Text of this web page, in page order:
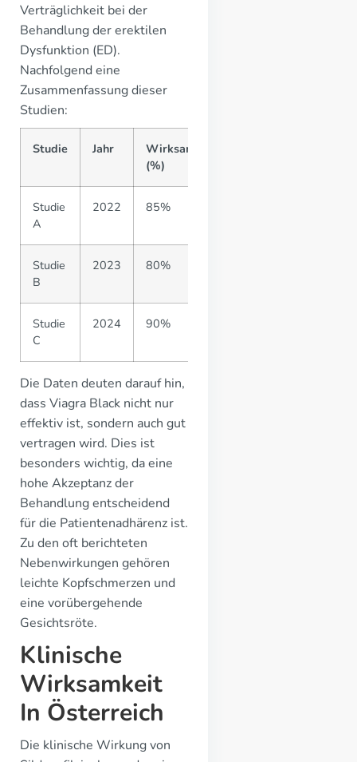
Verträglichkeit bei der
Behandlung der erektilen
Dysfunktion (ED).
Nachfolgend eine
Zusammenfassung dieser
Studien:
Studie Jahr
Wirksamkeit
(%)
Studie
A
2022 85%
Studie
B
2023 80%
Studie
C
2024 90%
Die Daten deuten darauf hin,
dass Viagra Black nicht nur
effektiv ist, sondern auch gut
vertragen wird. Dies ist
besonders wichtig, da eine
hohe Akzeptanz der
Behandlung entscheidend
für die Patientenadhärenz ist.
Zu den oft berichteten
Nebenwirkungen gehören
leichte Kopfschmerzen und
eine vorübergehende
Gesichtsröte.
Klinische
Wirksamkeit
In Österreich
Die klinische Wirkung von